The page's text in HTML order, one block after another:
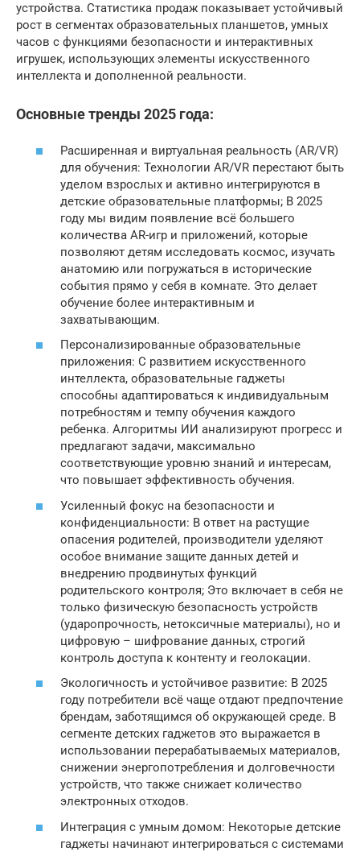
устройства. Статистика продаж показывает устойчивый
рост в сегментах образовательных планшетов, умных
часов с функциями безопасности и интерактивных
игрушек, использующих элементы искусственного
интеллекта и дополненной реальности.
Основные тренды 2025 года:
Расширенная и виртуальная реальность (AR/VR)
для обучения: Технологии AR/VR перестают быть
уделом взрослых и активно интегрируются в
детские образовательные платформы; В 2025
году мы видим появление всё большего
количества AR-игр и приложений, которые
позволяют детям исследовать космос, изучать
анатомию или погружаться в исторические
события прямо у себя в комнате. Это делает
обучение более интерактивным и
захватывающим.
Персонализированные образовательные
приложения: С развитием искусственного
интеллекта, образовательные гаджеты
способны адаптироваться к индивидуальным
потребностям и темпу обучения каждого
ребенка. Алгоритмы ИИ анализируют прогресс и
предлагают задачи, максимально
соответствующие уровню знаний и интересам,
что повышает эффективность обучения.
Усиленный фокус на безопасности и
конфиденциальности: В ответ на растущие
опасения родителей, производители уделяют
особое внимание защите данных детей и
внедрению продвинутых функций
родительского контроля; Это включает в себя не
только физическую безопасность устройств
(ударопрочность, нетоксичные материалы), но и
цифровую – шифрование данных, строгий
контроль доступа к контенту и геолокации.
Экологичность и устойчивое развитие: В 2025
году потребители всё чаще отдают предпочтение
брендам, заботящимся об окружающей среде. В
сегменте детских гаджетов это выражается в
использовании перерабатываемых материалов,
снижении энергопотребления и долговечности
устройств, что также снижает количество
электронных отходов.
Интеграция с умным домом: Некоторые детские
гаджеты начинают интегрироваться с системами